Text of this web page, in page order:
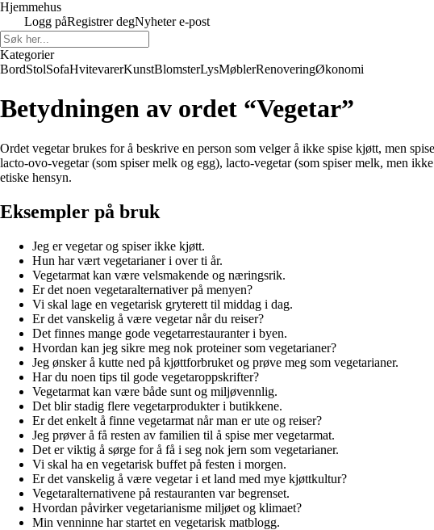
Hjemmehus
Logg påRegistrer degNyheter e-post
Kategorier
BordStolSofaHvitevarerKunstBlomsterLysMøblerRenoveringØkonomi
Betydningen av ordet “Vegetar”
Ordet vegetar brukes for å beskrive en person som velger å ikke spise kjøtt, men
lacto-ovo-vegetar (som spiser melk og egg), lacto-vegetar (som spiser melk, men
etiske hensyn.
Eksempler på bruk
Jeg er vegetar og spiser ikke kjøtt.
Hun har vært vegetarianer i over ti år.
Vegetarmat kan være velsmakende og næringsrik.
Er det noen vegetaralternativer på menyen?
Vi skal lage en vegetarisk gryterett til middag i dag.
Er det vanskelig å være vegetar når du reiser?
Det finnes mange gode vegetarrestauranter i byen.
Hvordan kan jeg sikre meg nok proteiner som vegetarianer?
Jeg ønsker å kutte ned på kjøttforbruket og prøve meg som vegetarianer.
Har du noen tips til gode vegetaroppskrifter?
Vegetarmat kan være både sunt og miljøvennlig.
Det blir stadig flere vegetarprodukter i butikkene.
Er det enkelt å finne vegetarmat når man er ute og reiser?
Jeg prøver å få resten av familien til å spise mer vegetarmat.
Det er viktig å sørge for å få i seg nok jern som vegetarianer.
Vi skal ha en vegetarisk buffet på festen i morgen.
Er det vanskelig å være vegetar i et land med mye kjøttkultur?
Vegetaralternativene på restauranten var begrenset.
Hvordan påvirker vegetarianisme miljøet og klimaet?
Min venninne har startet en vegetarisk matblogg.